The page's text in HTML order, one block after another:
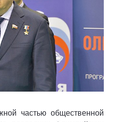
частью общественной